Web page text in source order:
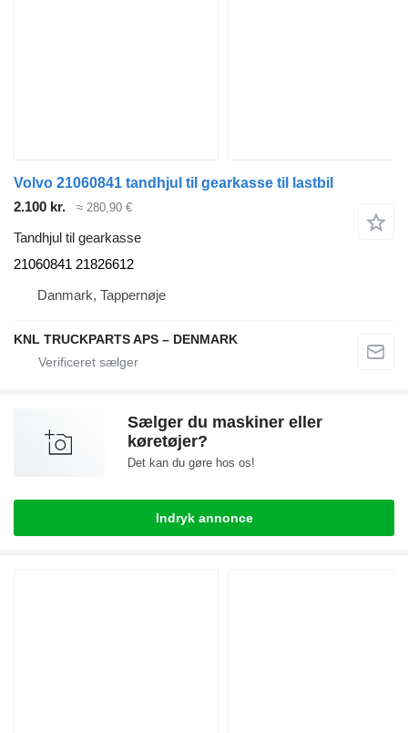
Volvo 21060841 tandhjul til gearkasse til lastbil
2.100 kr.
≈ 280,90 €
Tandhjul til gearkasse
21060841 21826612
Danmark, Tappernøje
KNL TRUCKPARTS APS – DENMARK
Sælger du maskiner eller
køretøjer?
Det kan du gøre hos os!
Indryk annonce